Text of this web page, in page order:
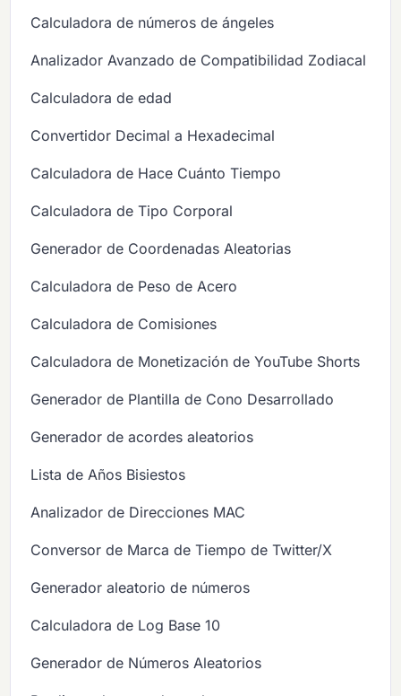
Calculadora de números de ángeles
Analizador Avanzado de Compatibilidad Zodiacal
Calculadora de edad
Convertidor Decimal a Hexadecimal
Calculadora de Hace Cuánto Tiempo
Calculadora de Tipo Corporal
Generador de Coordenadas Aleatorias
Calculadora de Peso de Acero
Calculadora de Comisiones
Calculadora de Monetización de YouTube Shorts
Generador de Plantilla de Cono Desarrollado
Generador de acordes aleatorios
Lista de Años Bisiestos
Analizador de Direcciones MAC
Conversor de Marca de Tiempo de Twitter/X
Generador aleatorio de números
Calculadora de Log Base 10
Generador de Números Aleatorios